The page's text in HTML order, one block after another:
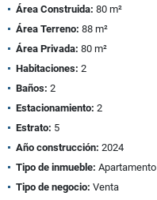
Área Construida: 80 m²
Área Terreno: 88 m²
Área Privada: 80 m²
Habitaciones: 2
Baños: 2
Estacionamiento: 2
Estrato: 5
Año construcción: 2024
Tipo de inmueble: Apartamento
Tipo de negocio: Venta